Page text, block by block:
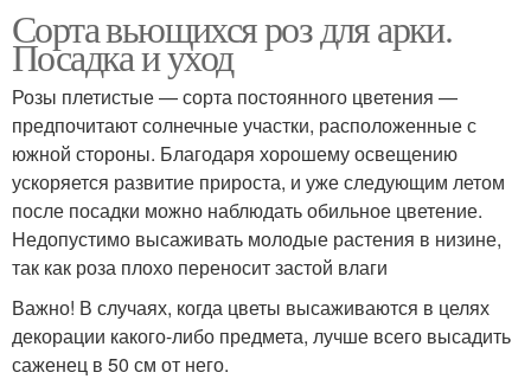
Сорта вьющихся роз для арки.
Посадка и уход
Розы плетистые — сорта постоянного цветения —
предпочитают солнечные участки, расположенные с
южной стороны. Благодаря хорошему освещению
ускоряется развитие прироста, и уже следующим летом
после посадки можно наблюдать обильное цветение.
Недопустимо высаживать молодые растения в низине,
так как роза плохо переносит застой влаги
Важно! В случаях, когда цветы высаживаются в целях
декорации какого-либо предмета, лучше всего высадить
саженец в 50 см от него.